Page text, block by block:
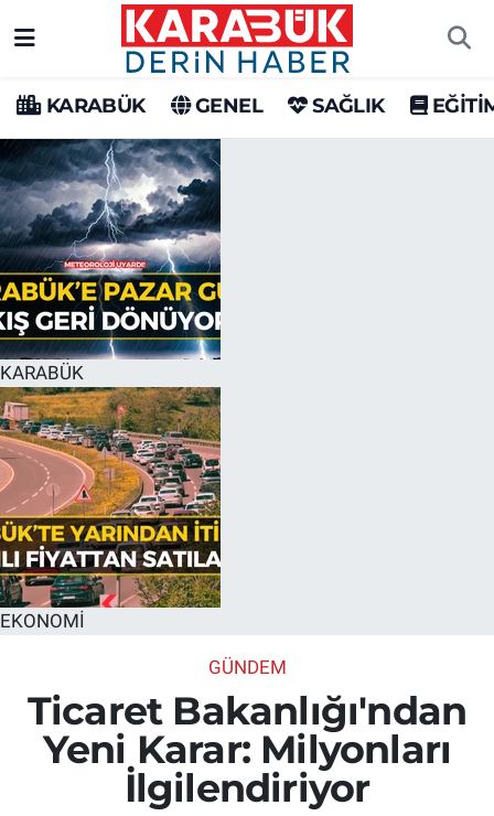
KARABÜK GENEL SAĞLIK
KARABÜK
EKONOMİ
GÜNDEM
Ticaret Bakanlığı'ndan
Yeni Karar: Milyonları
İlgilendiriyor
Karabük Hava Durumu
Karabük Trafik Yoğunluk Haritası
Süper Lig Puan Durumu ve Fikstür
Tüm Manşetler
Son Dakika Haberleri
Haber Arşivi